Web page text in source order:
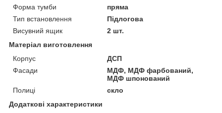
Форма тумби
пряма
Тип встановлення
Підлогова
Висувний ящик
2 шт.
Матеріал виготовлення
Корпус
ДСП
Фасади
МДФ, МДФ фарбований,
МДФ шпонований
Полиці
скло
Додаткові характеристики